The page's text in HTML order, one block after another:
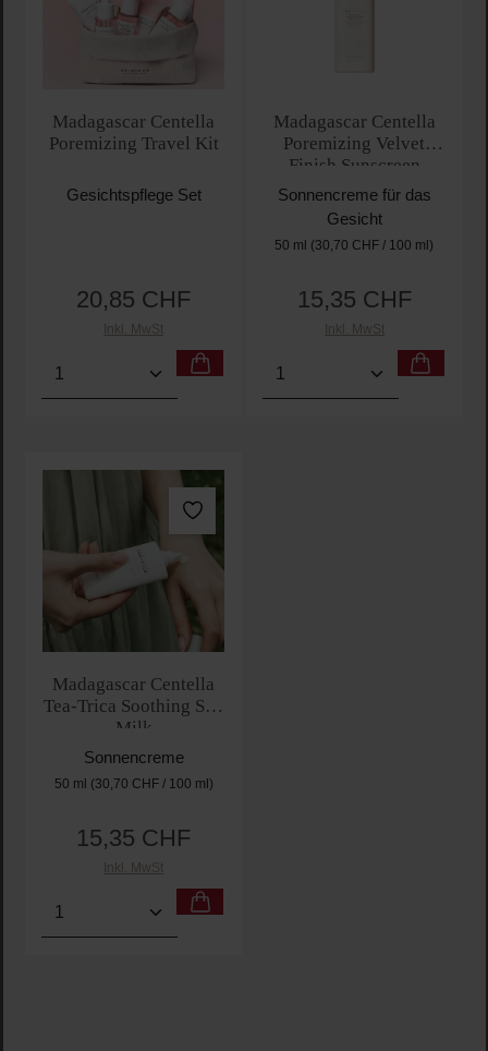
Madagascar Centella
Poremizing Travel Kit
Gesichtspflege Set
Regulärer Preis:
20,85 CHF
Inkl. MwSt
Produkt Anzahl: Gib den gewünschten Wert ein
Madagascar Centella
Poremizing Velvet
Finish Sunscreen
Sonnencreme für das
Gesicht
50 ml (30,70 CHF / 100 ml)
Regulärer Preis:
15,35 CHF
Inkl. MwSt
Produkt Anzahl: Gib
Madagascar Centella
Tea-Trica Soothing Sun
Milk
Sonnencreme
50 ml (30,70 CHF / 100 ml)
Regulärer Preis:
15,35 CHF
Inkl. MwSt
Produkt Anzahl: Gib den gewünschten Wert ein